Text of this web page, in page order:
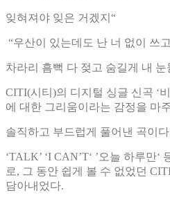
잊혀져야 잊은 거겠지“
“우산이 있는데도 난 너 없이 쓰
차라리 흠뻑 다 젖고 숨길게 내 눈
CITI(시티 )의 디지털 싱글 신곡 ‘
에 대한 그리움이라는 감정을 마
솔직하고 부드럽게 풀어낸 곡이다
‘TALK’ ‘I CAN’T‘ ’오늘 하루만‘
로, 그 동안 쉽게 볼 수 없었던
담아내었다.